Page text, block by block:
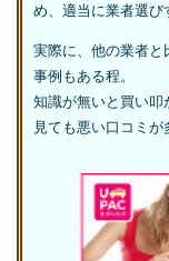
め、適当に業者選び
実際に、他の業者と
事例もある程。
知識が無いと買い叩
見ても悪い口コミが